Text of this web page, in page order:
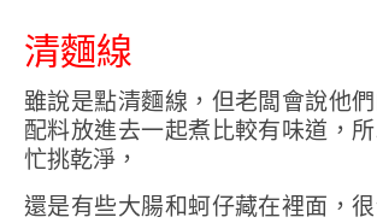
清麵線
雖說是點清麵線，但老闆會說他
配料放進去一起煮比較有味道，
忙挑乾淨，
還是有些大腸和蚵仔藏在裡面，